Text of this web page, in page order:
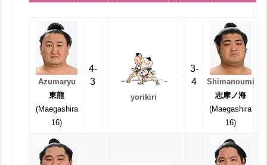
Azumaryu
東龍
(Maegashira
16)
4-
3
yorikiri
3-
4
Shimanoumi
志摩ノ海
(Maegashira
16)